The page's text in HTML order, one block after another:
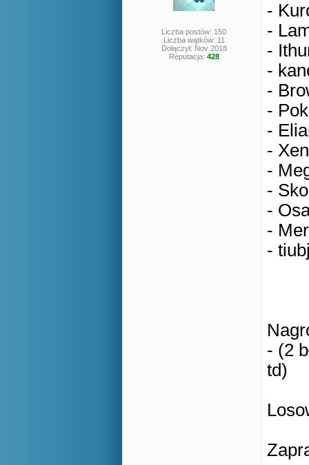
Liczba postów: 150
Liczba wątków: 11
Dołączył: Nov 2018
Reputacja: 428
-
-
-
-
-
-
-
-
-
-
-
-
-
- (2
td)